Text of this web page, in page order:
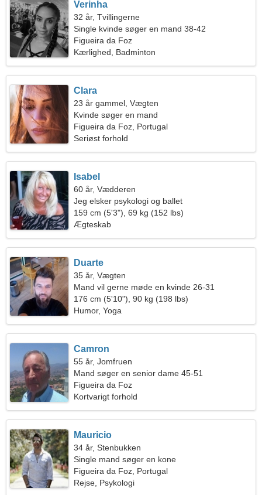
Verinha
32 år, Tvillingerne
Single kvinde søger en mand 38-42
Figueira da Foz
Kærlighed, Badminton
Clara
23 år gammel, Vægten
Kvinde søger en mand
Figueira da Foz, Portugal
Seriøst forhold
Isabel
60 år, Vædderen
Jeg elsker psykologi og ballet
159 cm (5'3"), 69 kg (152 lbs)
Ægteskab
Duarte
35 år, Vægten
Mand vil gerne møde en kvinde 26-31
176 cm (5'10"), 90 kg (198 lbs)
Humor, Yoga
Camron
55 år, Jomfruen
Mand søger en senior dame 45-51
Figueira da Foz
Kortvarigt forhold
Mauricio
34 år, Stenbukken
Single mand søger en kone
Figueira da Foz, Portugal
Rejse, Psykologi